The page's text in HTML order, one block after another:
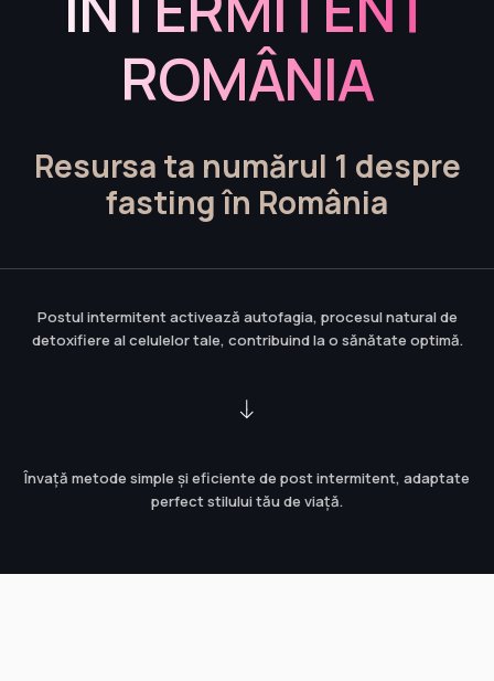
ROMÂNIA
Resursa ta numărul 1 despre
fasting în România
Postul intermitent activează autofagia, procesul natural de
detoxifiere al celulelor tale, contribuind la o sănătate optimă.
Învață metode simple și eficiente de post intermitent, adaptate
perfect stilului tău de viață.